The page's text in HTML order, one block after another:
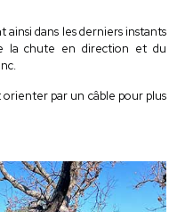
dans les derniers instants
la chute en direction et du
par un câble pour plus